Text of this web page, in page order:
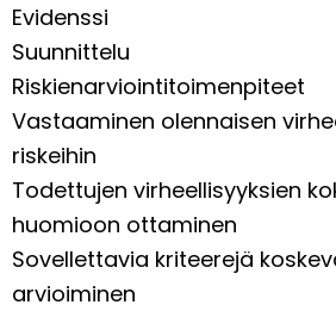
Evidenssi
Suunnittelu
Riskienarviointitoimenpiteet
Vastaaminen olennaisen
riskeihin
Todettujen virheellisyyksien
huomioon ottaminen
Sovellettavia kriteerejä
arvioiminen